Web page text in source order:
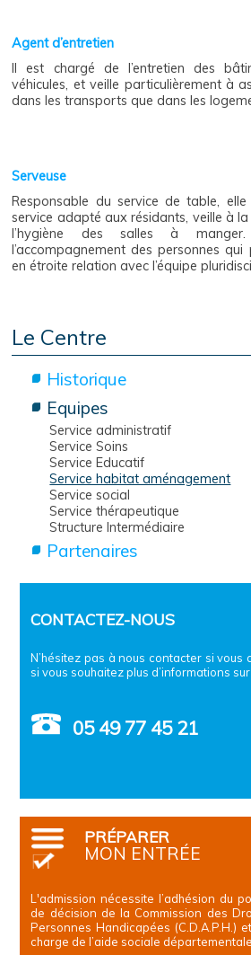
Agent d’entretien
Il est chargé de l’entretien des
véhicules, et veille particulièrement à
dans les transports que dans les
Serveuse
Responsable du service de table,
service adapté aux résidants, veille à la
l’hygiène des salles à
l’accompagnement des personnes
en étroite relation avec l’équipe
Le Centre
Historique
Equipes
Service administratif
Service Soins
Service Educatif
Service habitat aménagement
Service social
Service thérapeutique
Structure Intermédiaire
Partenaires
CONTACTEZ-NOUS
N’hésitez pas à nous contacter si vous
si vous souhaitez plus d’informations
05 49 77 45 21
PRÉPARER
MON ENTRÉE
L'admission nécessite l’adhésion du
de décision de la Commission des
Personnes Handicapées (C.D.A.P.H.)
charge de l’aide sociale départementale.